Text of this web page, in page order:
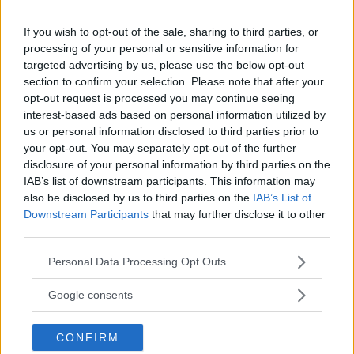
If you wish to opt-out of the sale, sharing to third parties, or
processing of your personal or sensitive information for
targeted advertising by us, please use the below opt-out
section to confirm your selection. Please note that after your
opt-out request is processed you may continue seeing
interest-based ads based on personal information utilized by
us or personal information disclosed to third parties prior to
your opt-out. You may separately opt-out of the further
disclosure of your personal information by third parties on the
IAB’s list of downstream participants. This information may
also be disclosed by us to third parties on the IAB’s List of
Downstream Participants that may further disclose it to other
Please note that this website/app uses one or more Google
not limited to your visit or usage behaviour. You may click to
use your data for below specified purposes in below Google
consent section.
Personal Data Processing Opt Outs
Google consents
CONFIRM
Husbil & Husvagn har försökt göra allt för att du ska bli
informerad och – minst lika viktigt – inspirerad. Vilken typ av
husbil eller husvagn passar dig bäst? Det finns ett fordon för
alla sägs det men vilket är bäst för just dig? Vart ska du åka,
eller inte åka? Sådana frågor benar vi ut och ger svar på.
Hoppas att du hittar vad du söker på vår sajt. Tidningen är
dock nedlagd och inget nytt kommer att publiceras på sajten
– men arkivet är välfyllt! Husbil & Husvagn ingår nu som en